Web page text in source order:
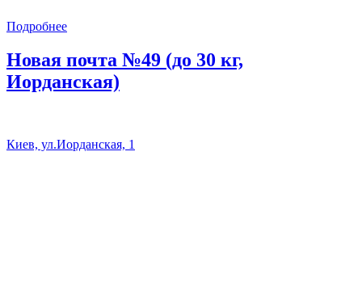
Подробнее
Новая почта №49 (до 30 кг,
Иорданская)
Киев, ул.Иорданская, 1